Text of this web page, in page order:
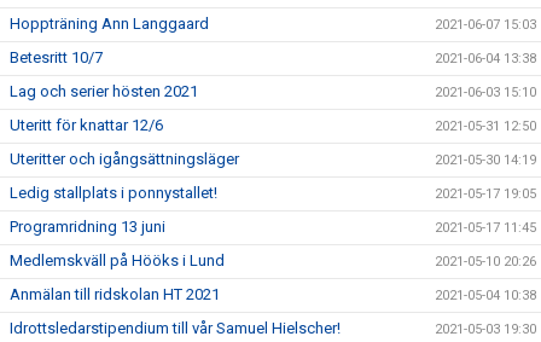
Hoppträning Ann Langgaard 2021-06-07 15:03
Betesritt 10/7 2021-06-04 13:38
Lag och serier hösten 2021 2021-06-03 15:10
Uteritt för knattar 12/6 2021-05-31 12:50
Uteritter och igångsättningsläger 2021-05-30 14:19
Ledig stallplats i ponnystallet! 2021-05-17 19:05
Programridning 13 juni 2021-05-17 11:45
Medlemskväll på Hööks i Lund 2021-05-10 20:26
Anmälan till ridskolan HT 2021 2021-05-04 10:38
Idrottsledarstipendium till vår Samuel Hielscher! 2021-05-03 19:30